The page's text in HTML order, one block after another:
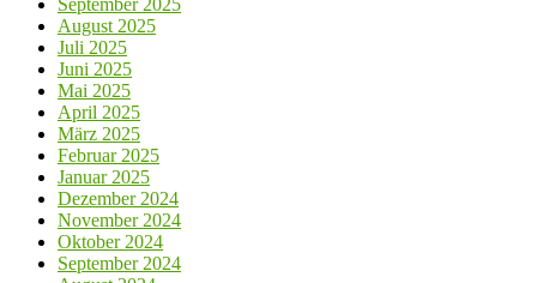
August 2025
Juli 2025
Juni 2025
Mai 2025
April 2025
März 2025
Februar 2025
Januar 2025
Dezember 2024
November 2024
Oktober 2024
September 2024